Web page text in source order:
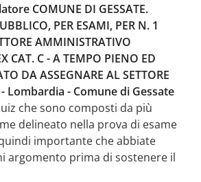
COMUNE DI GESSATE.
PER ESAMI, PER N. 1
AMMINISTRATIVO
CAT. C - A TEMPO PIENO ED
DA ASSEGNARE AL SETTORE
Lombardia - Comune di Gessate
che sono composti da più
delineato nella prova di esame
importante che abbiate
argomento prima di sostenere il